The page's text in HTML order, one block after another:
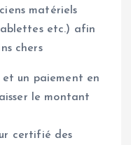
matériels
etc.) afin
chers
et un paiement en
le montant
certifié des